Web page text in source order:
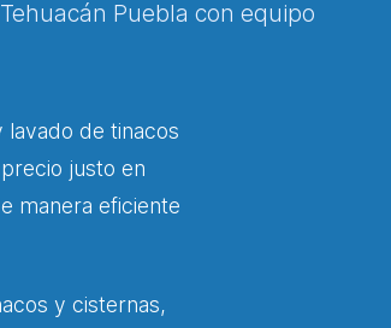
Puebla con equipo
lavado de tinacos
justo en
manera eficiente
y cisternas,